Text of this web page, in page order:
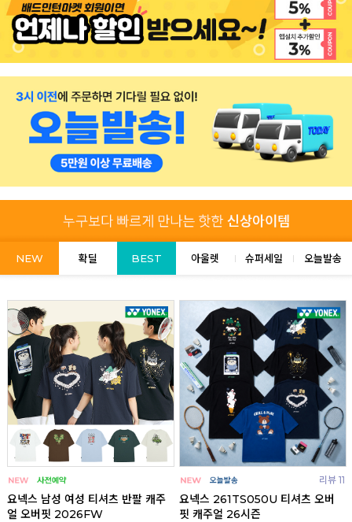
NEW 확딜 BEST 아울렛 슈퍼세일 오늘발송
요넥스 남성 여성 티셔츠 반팔 캐주
얼 오버핏 2026FW
리뷰 11
요넥스 261TS050U 티셔츠 오버
핏 캐주얼 26시즌